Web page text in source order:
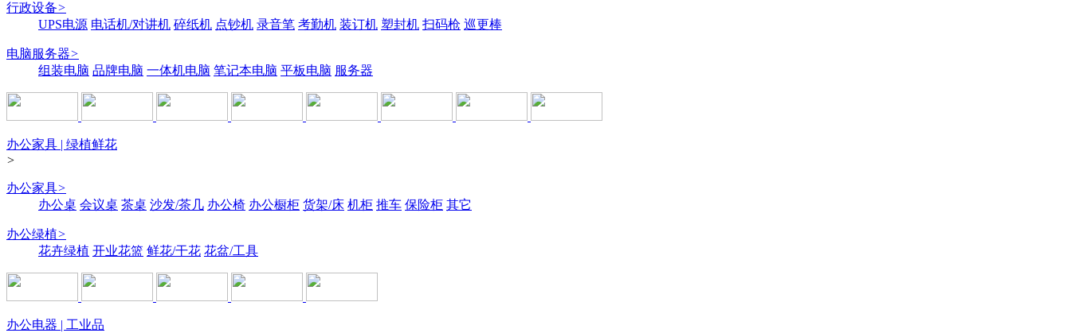
行政设备>
UPS电源 电话机/对讲机 碎纸机 点钞机 录音笔 考勤机 装订机 塑封机 扫码枪 巡更棒
电脑服务器>
组装电脑 品牌电脑 一体机电脑 笔记本电脑 平板电脑 服务器
办公家具 | 绿植鲜花
>
办公家具>
办公桌 会议桌 茶桌 沙发/茶几 办公椅 办公橱柜 货架/床 机柜 推车 保险柜 其它
办公绿植>
花卉绿植 开业花篮 鲜花/干花 花盆/工具
办公电器 | 工业品